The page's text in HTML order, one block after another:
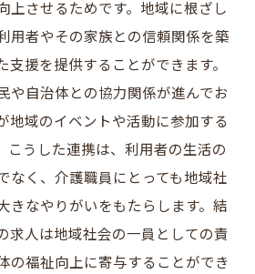
通じたコミュニティの活性化
た働き方の意義
地域社会に貢献しよう
問介護の成功事例
知県安城市の訪問介護求人で
かした訪問介護の新たな形
移動支援と訪問介護の融合
上させるためです。地域に根ざし
用者やその家族との信頼関係を築
支援を提供することができます。
や自治体との協力関係が進んでお
地域のイベントや活動に参加する
こうした連携は、利用者の生活の
なく、介護職員にとっても地域社
きなやりがいをもたらします。結
求人は地域社会の一員としての責
の福祉向上に寄与することができ